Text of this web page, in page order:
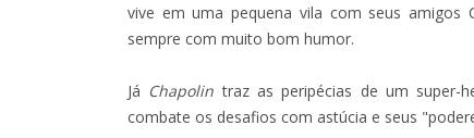
vive em uma pequena vila com seus amigos
sempre com muito bom humor.
Já Chapolin traz as peripécias de um super-
combate os desafios com astúcia e seus